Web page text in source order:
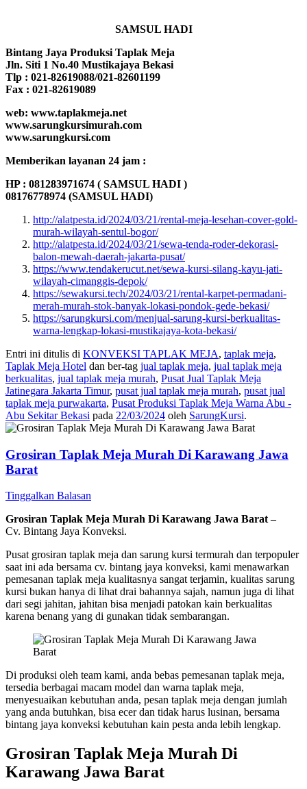
SAMSUL HADI
Bintang Jaya Produksi Taplak Meja
Jln. Siti 1 No.40 Mustikajaya Bekasi
Tlp : 021-82619088/021-82601199
Fax : 021-82619089
web: www.taplakmeja.net
www.sarungkursimurah.com
www.sarungkursi.com
Memberikan layanan 24 jam :
HP : 081283971674 ( SAMSUL HADI )
08176778974 (SAMSUL HADI)
http://alatpesta.id/2024/03/21/rental-meja-lesehan-cover-gold-
murah-wilayah-sentul-bogor/
http://alatpesta.id/2024/03/21/sewa-tenda-roder-dekorasi-
balon-mewah-daerah-jakarta-pusat/
https://www.tendakerucut.net/sewa-kursi-silang-kayu-jati-
wilayah-cimanggis-depok/
https://sewakursi.tech/2024/03/21/rental-karpet-permadani-
merah-murah-stok-banyak-lokasi-pondok-gede-bekasi/
https://sarungkursi.com/menjual-sarung-kursi-berkualitas-
warna-lengkap-lokasi-mustikajaya-kota-bekasi/
Entri ini ditulis di KONVEKSI TAPLAK MEJA, taplak meja,
Taplak Meja Hotel dan ber-tag jual taplak meja, jual taplak meja
berkualitas, jual taplak meja murah, Pusat Jual Taplak Meja
Jatinegara Jakarta Timur, pusat jual taplak meja murah, pusat jual
taplak meja purwakarta, Pusat Produksi Taplak Meja Warna Abu -
Abu Sekitar Bekasi pada 22/03/2024 oleh SarungKursi.
Grosiran Taplak Meja Murah Di Karawang Jawa
Barat
Tinggalkan Balasan
Grosiran Taplak Meja Murah Di Karawang Jawa Barat –
Cv. Bintang Jaya Konveksi.
Pusat grosiran taplak meja dan sarung kursi termurah dan terpopuler
saat ini ada bersama cv. bintang jaya konveksi, kami menawarkan
pemesanan taplak meja kualitasnya sangat terjamin, kualitas sarung
kursi bukan hanya di lihat drai bahannya sajah, namun juga di lihat
dari segi jahitan, jahitan bisa menjadi patokan kain berkualitas
karena benang yang di gunakan tidak sembarangan.
Di produksi oleh team kami, anda bebas pemesanan taplak meja,
tersedia berbagai macam model dan warna taplak meja,
menyesuaikan kebutuhan anda, pesan taplak meja dengan jumlah
yang anda butuhkan, bisa ecer dan tidak harus lusinan, bersama
bintang jaya konveksi kebutuhan kain pesta anda lebih lengkap.
Grosiran Taplak Meja Murah Di
Karawang Jawa Barat